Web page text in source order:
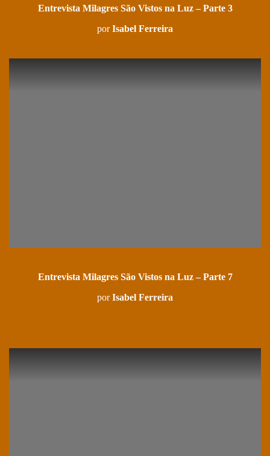
Entrevista Milagres São Vistos na Luz – Parte 3
porIsabel Ferreira
Entrevista Milagres São Vistos na Luz – Parte 7
porIsabel Ferreira